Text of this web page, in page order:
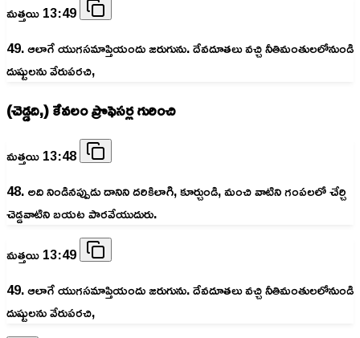
మత్తయి 13:49
49. ఆలాగే యుగసమాప్తియందు జరుగును. దేవదూతలు వచ్చి నీతిమంతులలోనుండి
దుష్టులను వేరుపరచి,
(చెడ్డది,) కేవలం ప్రొఫెసర్ల గురించి
మత్తయి 13:48
48. అది నిండినప్పుడు దానిని దరికిలాగి, కూర్చుండి, మంచి వాటిని గంపలలో చేర్చి
చెడ్డవాటిని బయట పారవేయుదురు.
మత్తయి 13:49
49. ఆలాగే యుగసమాప్తియందు జరుగును. దేవదూతలు వచ్చి నీతిమంతులలోనుండి
దుష్టులను వేరుపరచి,